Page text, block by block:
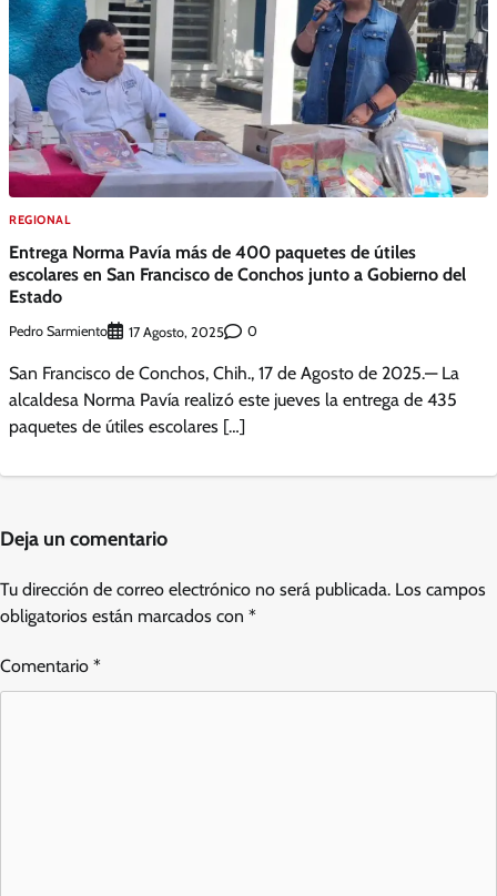
REGIONAL
Entrega Norma Pavía más de 400 paquetes de útiles
escolares en San Francisco de Conchos junto a Gobierno del
Estado
Pedro Sarmiento 17 Agosto, 2025 0
San Francisco de Conchos, Chih., 17 de Agosto de 2025.— La
alcaldesa Norma Pavía realizó este jueves la entrega de 435
paquetes de útiles escolares […]
Deja un comentario
Tu dirección de correo electrónico no será publicada. Los campos
obligatorios están marcados con *
Comentario *